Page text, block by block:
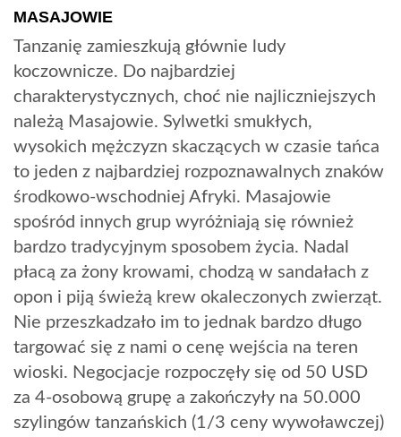
MASAJOWIE
Tanzanię zamieszkują głównie ludy
koczownicze. Do najbardziej
charakterystycznych, choć nie najliczniejszych
należą Masajowie. Sylwetki smukłych,
wysokich mężczyzn skaczących w czasie tańca
to jeden z najbardziej rozpoznawalnych znaków
środkowo-wschodniej Afryki. Masajowie
spośród innych grup wyróżniają się również
bardzo tradycyjnym sposobem życia. Nadal
płacą za żony krowami, chodzą w sandałach z
opon i piją świeżą krew okaleczonych zwierząt.
Nie przeszkadzało im to jednak bardzo długo
targować się z nami o cenę wejścia na teren
wioski. Negocjacje rozpoczęły się od 50 USD
za 4-osobową grupę a zakończyły na 50.000
szylingów tanzańskich (1/3 ceny wywoławczej)